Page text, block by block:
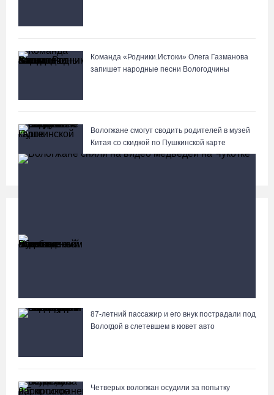
Вологжане сняли на видео медведей на Чукотке
Команда «Родники.Истоки» Олега Газманова
запишет народные песни Вологодчины
Вологжане смогут сводить родителей в музей
Китая со скидкой по Пушкинской карте
87-летний пассажир и его внук пострадали под
Вологдой в слетевшем в кювет авто
Четверых вологжан осудили за попытку